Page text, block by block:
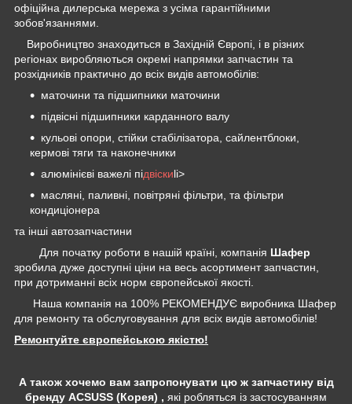
офіційна дилерська мережа з усіма гарантійними
зобов'язаннями.
Виробництво знаходиться в Західній Європі, і в різних
регіонах виробляються окремі напрямки запчастин та
розхідників практично до всіх видів автомобілів:
маточини та підшипники маточини
підвісні підшипники карданного валу
кульові опори, стійки стабілізатора, сайлентблоки,
кермові тяги та наконечники
алюмінієві важелі підвіскиli>
масляні, паливні, повітряні фільтри, та фільтри
кондиціонера
та інші автозапчастини
Для початку роботи в нашій країні, компанія Шафер
зробила дуже доступні ціни на весь асортимент запчастин,
при дотриманні всіх норм європейської якості.
Наша компанія на 100% РЕКОМЕНДУЄ виробника Шафер
для ремонту та обслуговування для всіх видів автомобілів!
Ремонтуйте європейською якістю!
А також хочемо вам запропонувати цю ж запчастину від
бренду ACSUSS (Корея) , які робляться із застосуванням